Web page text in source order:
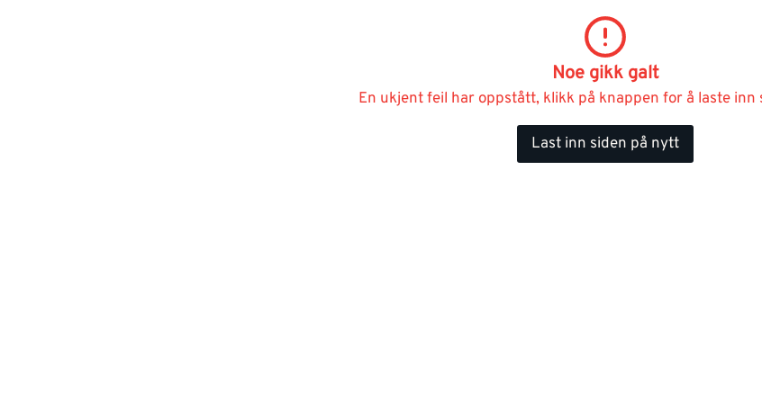
Noe gikk galt
En ukjent feil har oppstått, klikk på knappen for å laste inn
Last inn siden på nytt